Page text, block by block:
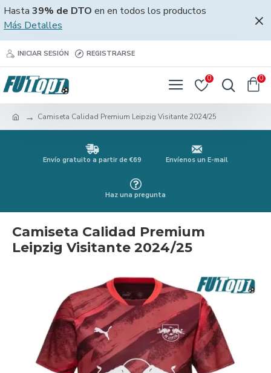
Hasta 39% de DTO en en todos los productos
Más Detalles
INICIAR SESIÓN REGISTRARSE
0 0
Camiseta Calidad Premium Leipzig Visitante 2024/25
Envío gratuito a partir de €69 Envíenos un E-mail
Haz una pregunta
Camiseta Calidad Premium
Leipzig Visitante 2024/25